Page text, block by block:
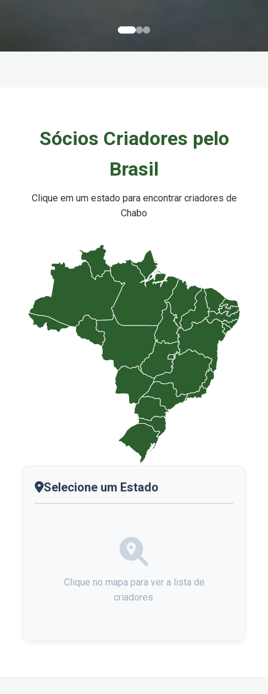
Sócios Criadores pelo
Brasil
Clique em um estado para encontrar criadores de
Chabo
Selecione um Estado
Clique no mapa para ver a lista de
criadores.